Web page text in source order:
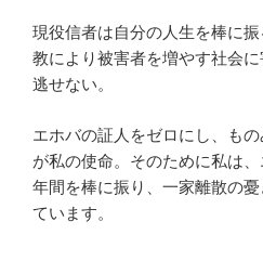
現役信者は自分の人生を棒に
教により被害者を増やす社会
逃せない。
エホバの証人をゼロにし、も
が私の使命。そのために私は
年間を棒に振り、一家離散の
ています。